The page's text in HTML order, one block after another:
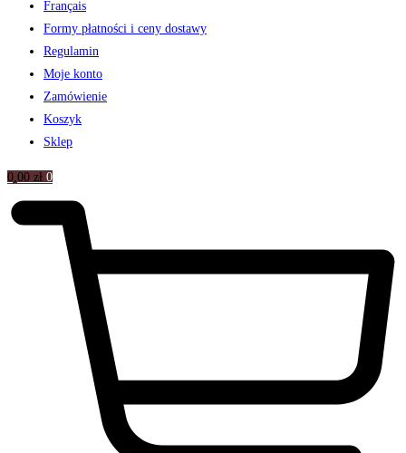
Français
Formy płatności i ceny dostawy
Regulamin
Moje konto
Zamówienie
Koszyk
Sklep
0,00 zł 0